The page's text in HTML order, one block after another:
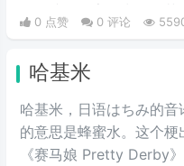
个女孩的名字，常见的
哈基米一般来说就是生了
0 点赞 0 评论
哈基米
哈基米，日语はちみ的音
的意思是蜂蜜水。这个梗
《赛马娘 Pretty Derby